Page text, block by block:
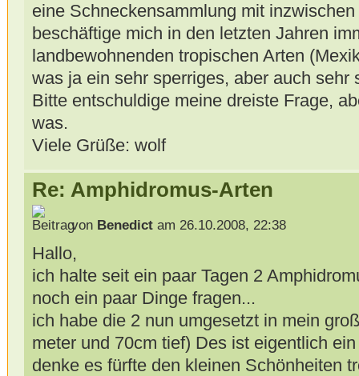
eine Schneckensammlung mit
beschäftige mich in den letzten Jahren
landbewohnenden tropischen Arten
was ja ein sehr sperriges, aber auch sehr
Bitte entschuldige meine dreiste Frage,
was.
Viele Grüße: wolf
Re: Amphidromus-Arten
von Benedictam 26.10.2008, 22:38
Hallo,
ich halte seit ein paar Tagen 2
noch ein paar Dinge fragen...
ich habe die 2 nun umgesetzt in mein
meter und 70cm tief) Des ist eigentlich
denke es fürfte den kleinen Schönheiten